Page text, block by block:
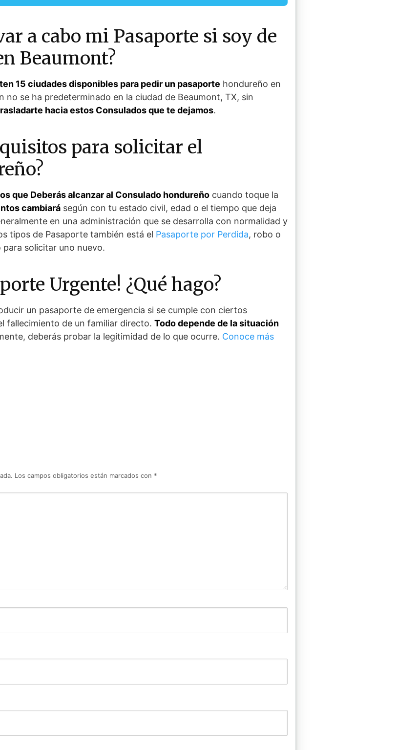
a cabo mi Pasaporte si soy de
Beaumont?
15 ciudades disponibles para pedir un pasaporte hondureño en
no se ha predeterminado en la ciudad de Beaumont, TX, sin
hacia estos Consulados que te dejamos.
para solicitar el
que Deberás alcanzar al Consulado hondureño cuando toque la
cambiará según con tu estado civil, edad o el tiempo que deja
en una administración que se desarrolla con normalidad y
tipos de Pasaporte también está el Pasaporte por Perdida, robo o
para solicitar uno nuevo.
Urgente! ¿Qué hago?
un pasaporte de emergencia si se cumple con ciertos
fallecimiento de un familiar directo. Todo depende de la situación
deberás probar la legitimidad de lo que ocurre. Conoce más
Los campos obligatorios están marcados con *